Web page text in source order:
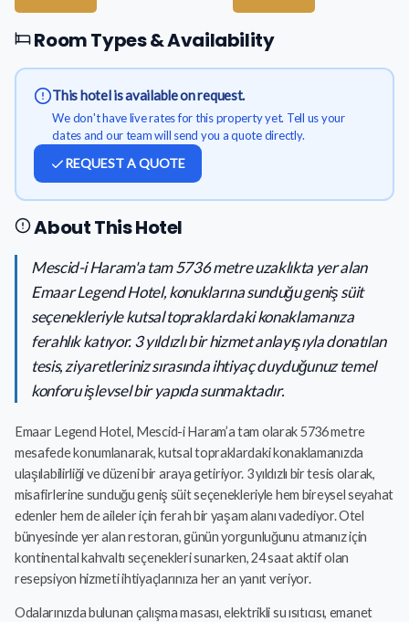
Room Types & Availability
This hotel is available on request.
We don't have live rates for this property yet. Tell us your
dates and our team will send you a quote directly.
REQUEST A QUOTE
About This Hotel
Mescid-i Haram'a tam 5736 metre uzaklıkta yer alan
Emaar Legend Hotel, konuklarına sunduğu geniş süit
seçenekleriyle kutsal topraklardaki konaklamanıza
ferahlık katıyor. 3 yıldızlı bir hizmet anlayışıyla donatılan
tesis, ziyaretleriniz sırasında ihtiyaç duyduğunuz temel
konforu işlevsel bir yapıda sunmaktadır.
Emaar Legend Hotel, Mescid-i Haram’a tam olarak 5736 metre
mesafede konumlanarak, kutsal topraklardaki konaklamanızda
ulaşılabilirliği ve düzeni bir araya getiriyor. 3 yıldızlı bir tesis olarak,
misafirlerine sunduğu geniş süit seçenekleriyle hem bireysel seyahat
edenler hem de aileler için ferah bir yaşam alanı vadediyor. Otel
bünyesinde yer alan restoran, günün yorgunluğunu atmanız için
kontinental kahvaltı seçenekleri sunarken, 24 saat aktif olan
resepsiyon hizmeti ihtiyaçlarınıza her an yanıt veriyor.
Odalarınızda bulunan çalışma masası, elektrikli su ısıtıcısı, emanet